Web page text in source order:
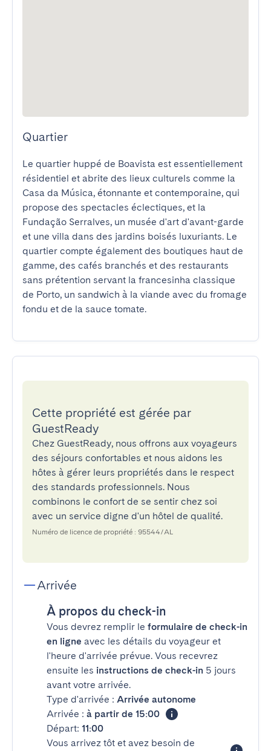
Quartier
Le quartier huppé de Boavista est essentiellement
résidentiel et abrite des lieux culturels comme la
Casa da Música, étonnante et contemporaine, qui
propose des spectacles éclectiques, et la
Fundação Serralves, un musée d'art d'avant-garde
et une villa dans des jardins boisés luxuriants. Le
quartier compte également des boutiques haut de
gamme, des cafés branchés et des restaurants
sans prétention servant la francesinha classique
de Porto, un sandwich à la viande avec du fromage
fondu et de la sauce tomate.
Cette propriété est gérée par
GuestReady
Chez GuestReady, nous offrons aux voyageurs
des séjours confortables et nous aidons les
hôtes à gérer leurs propriétés dans le respect
des standards professionnels. Nous
combinons le confort de se sentir chez soi
avec un service digne d'un hôtel de qualité.
Numéro de licence de propriété : 95544/AL
Arrivée
À propos du check-in
Vous devrez remplir le formulaire de check-in
en ligne avec les détails du voyageur et
l'heure d'arrivée prévue. Vous recevrez
ensuite les instructions de check-in 5 jours
avant votre arrivée.
Type d'arrivée : Arrivée autonome
Arrivée : à partir de 15:00
Départ: 11:00
Vous arrivez tôt et avez besoin de